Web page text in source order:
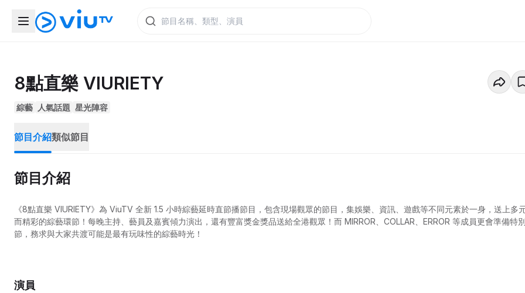
8點直樂 VIURIETY
綜藝 人氣話題 星光陣容
節目介紹類似節目
節目介紹
《8點直樂 VIURIETY》為 ViuTV 全新 1.5 小時綜藝延時直節播節目，包含現場觀眾的節目，集娛樂、資訊、遊戲等不同元素於一身，送上多
而精彩的綜藝環節！每晚主持、藝員及嘉賓傾力演出，還有豐富獎金獎品送給全港觀眾！而 MIRROR、COLLAR、ERROR 等成員更會準備特
節，務求與大家共渡可能是最有玩味性的綜藝時光！
演員